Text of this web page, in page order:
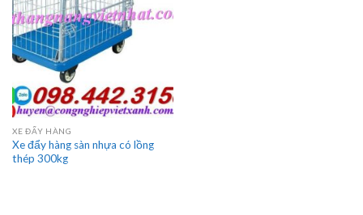
XE ĐẨY HÀNG
Xe đẩy hàng sàn nhựa có lồng
thép 300kg